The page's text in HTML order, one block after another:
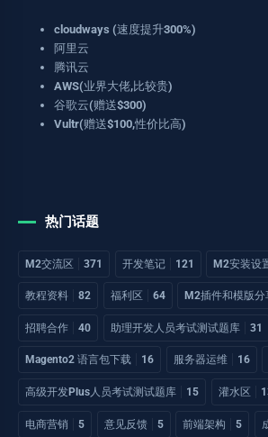
cloudways (速度提升300%)
阿里云
腾讯云
AWS(业界大佬,比较贵)
谷歌云(赠送$300)
Vultr(赠送$100,性价比高)
热门话题
M2交流区 371 开发笔记 121 M2安装设
教程资料 82 福利区 64 M2插件和模版分
招聘合作 40 助理开发人员考试测试题库 31
Magento2 语言包下载 16 服务器运维 16
高级开发Plus人员考试测试题库 15 灌水区
电商营销 5 意见反馈 5 前端架构 5